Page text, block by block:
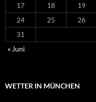
17
18 19
24
25 26
31
« Juni
WETTER IN MÜNCHEN